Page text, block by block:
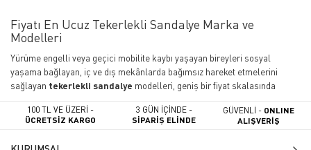
Fiyatı En Ucuz Tekerlekli Sandalye Marka ve
Modelleri
Yürüme engelli veya geçici mobilite kaybı yaşayan bireyleri sosyal
yaşama bağlayan, iç ve dış mekânlarda bağımsız hareket etmelerini
sağlayan tekerlekli sandalye modelleri, geniş bir fiyat skalasında
tekerlekli sandalye fiyatları ne kadar?" araştırması yapan
kullanıcılar için fiyat/performans (en ucuz) ürünlerini, kalite ve
100 TL VE ÜZERİ -
ÜCRETSİZ KARGO
3 GÜN İÇİNDE -
SİPARİŞ ELİNDE
GÜVENLİ - ONLINE
ALIŞVERİŞ